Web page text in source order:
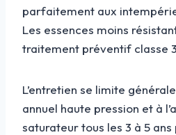
parfaitement aux
Les essences moins
traitement préventif classe
L’entretien se limite
annuel haute pression et à
saturateur tous les 3 à 5